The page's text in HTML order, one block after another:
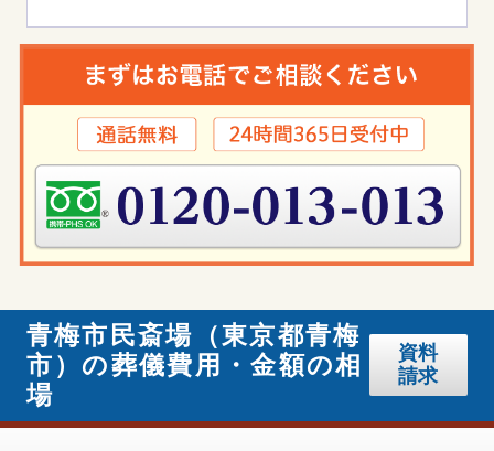
青梅市民斎場（東京都青梅
市）の葬儀費用・金額の相
場
資料
請求